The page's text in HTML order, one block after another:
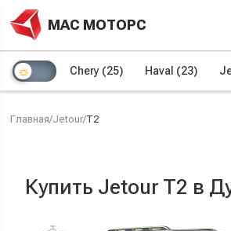
МАС МОТОРС
Chery (25) Haval (23)
Главная/Jetour/T2
Купить Jetour T2 в